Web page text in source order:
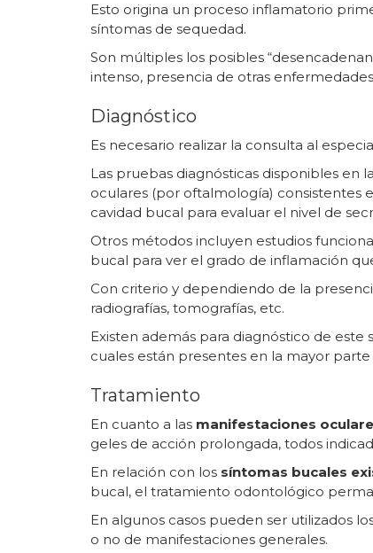
Esto origina un proceso inflamatorio
síntomas de sequedad.
Son múltiples los posibles
intenso, presencia de otras
Diagnóstico
Es necesario realizar la consulta al
Las pruebas diagnósticas disponibles en
oculares (por oftalmología) consistentes
cavidad bucal para evaluar el nivel de
Otros métodos incluyen estudios
bucal para ver el grado de inflamación
Con criterio y dependiendo de la
radiografías, tomografías, etc.
Existen además para diagnóstico de
cuales están presentes en la mayor
Tratamiento
En cuanto a las manifestaciones
geles de acción prolongada, todos
En relación con los síntomas bucales
bucal, el tratamiento odontológico
En algunos casos pueden ser utilizados
o no de manifestaciones generales.